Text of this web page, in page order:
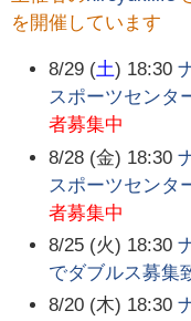
を開催しています
8/29 (土) 18:30
スポーツセンタ
者募集中
8/28 (金) 18:30
スポーツセンタ
者募集中
8/25 (火) 18:30
でダブルス募集
8/20 (木) 18:30